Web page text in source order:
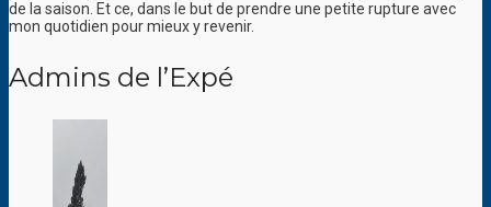
de la saison. Et ce, dans le but de prendre une petite rupture avec
mon quotidien pour mieux y revenir.
Admins de l’Expé